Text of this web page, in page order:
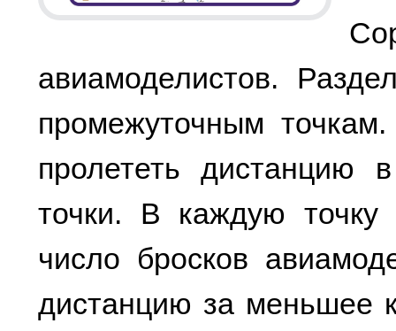
авиамоделистов.
промежуточным
пролететь дистанцию
точки. В каждую точку
число бросков
дистанцию за меньшее